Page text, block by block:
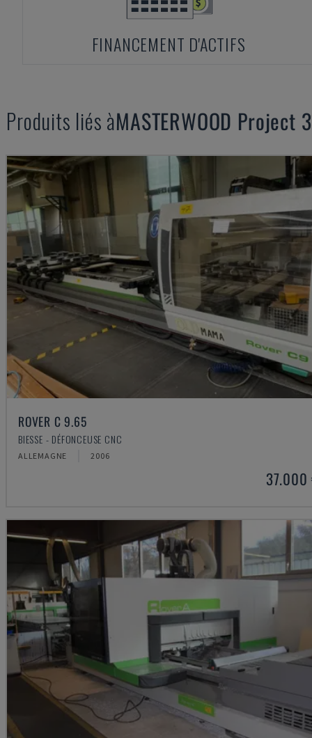
FINANCEMENT D'ACTIFS
Produits liés àMASTERWOOD Project
ROVER C 9.65
BIESSE - DÉFONCEUSE CNC
ALLEMAGNE 2006
37.000